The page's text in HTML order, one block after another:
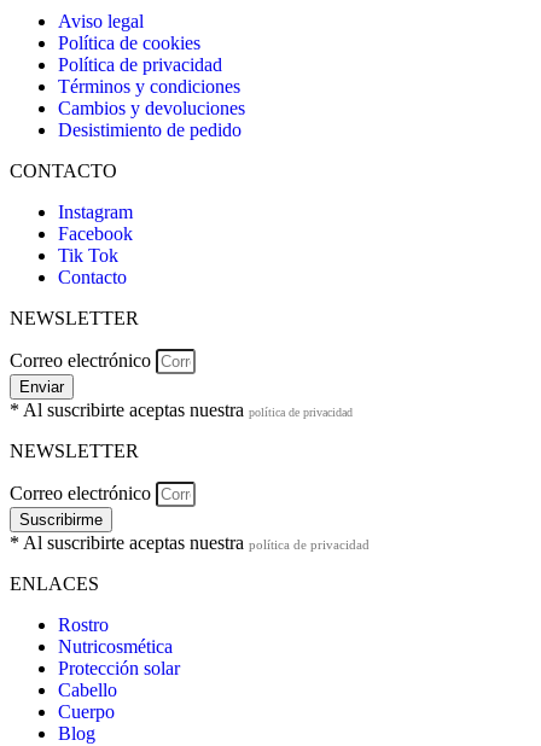
Aviso legal
Política de cookies
Política de privacidad
Términos y condiciones
Cambios y devoluciones
Desistimiento de pedido
CONTACTO
Instagram
Facebook
Tik Tok
Contacto
NEWSLETTER
Correo electrónico
Enviar
* Al suscribirte aceptas nuestra política de privacidad
NEWSLETTER
Correo electrónico
Suscribirme
* Al suscribirte aceptas nuestra política de privacidad
ENLACES
Rostro
Nutricosmética
Protección solar
Cabello
Cuerpo
Blog